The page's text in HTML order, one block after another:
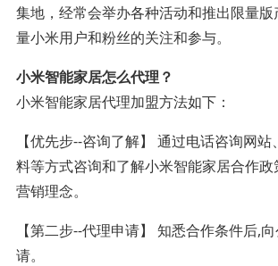
集地，经常会举办各种活动和推出限量
量小米用户和粉丝的关注和参与。
小米智能家居怎么代理？
小米智能家居代理加盟方法如下：
【优先步--咨询了解】 通过电话咨询网
料等方式咨询和了解小米智能家居合作
营销理念。
【第二步--代理申请】 知悉合作条件后,
请。